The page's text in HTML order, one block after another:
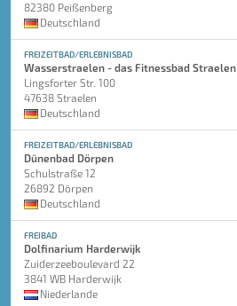
82380 Peißenberg
Deutschland
FREIZEITBAD/ERLEBNISBAD
Wasserstraelen - das Fitnessbad Straelen
Lingsforter Str. 100
47638 Straelen
Deutschland
FREIZEITBAD/ERLEBNISBAD
Dünenbad Dörpen
Schulstraße 12
26892 Dörpen
Deutschland
FREIBAD
Dolfinarium Harderwijk
Zuiderzeeboulevard 22
3841 WB Harderwijk
Niederlande